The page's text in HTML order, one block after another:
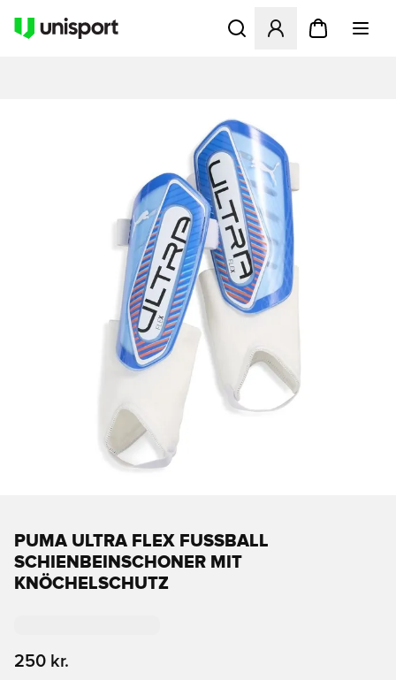
Åbner en Modal til at
PUMA ULTRA FLEX FUSSBALL S
CHIENBEINSCHONER MIT K
NÖCHELSCHUTZ
250 kr.